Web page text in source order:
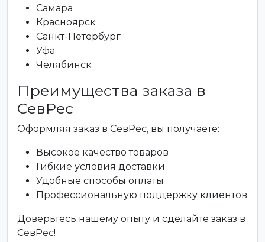
Самара
Красноярск
Санкт-Петербург
Уфа
Челябинск
Преимущества заказа в
СевРес
Оформляя заказ в СевРес, вы получаете:
Высокое качество товаров
Гибкие условия доставки
Удобные способы оплаты
Профессиональную поддержку клиентов
Доверьтесь нашему опыту и сделайте заказ в
СевРес!